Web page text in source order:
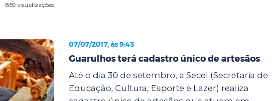
859 visualizações
07/07/2017, às 9:43
Guarulhos terá cadastro único de artesãos
Até o dia 30 de setembro, a Secel (Secretaria de
Educação, Cultura, Esporte e Lazer) realiza